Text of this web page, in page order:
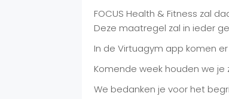
FOCUS Health & Fitness zal
Deze maatregel zal in ieder
In de Virtuagym app komen
Komende week houden we
We bedanken je voor het